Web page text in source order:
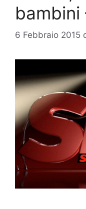
bambini
6 Febbraio 2015